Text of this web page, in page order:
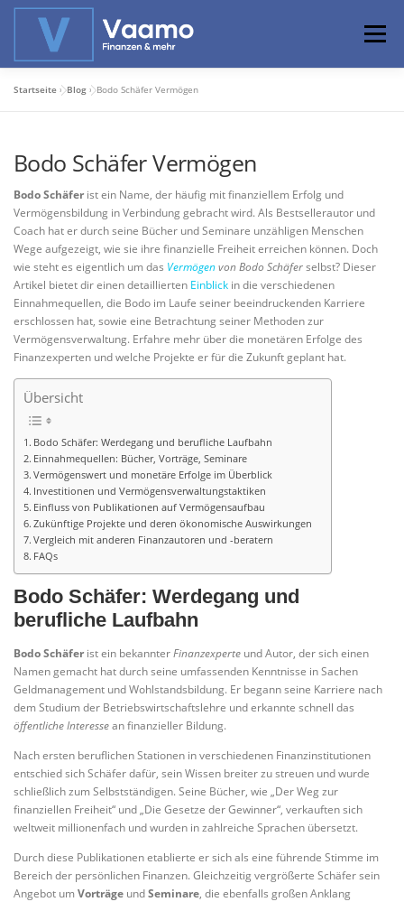
Zum
Menü
PROFIWISSEN ALTERSVORSORGE
PRIVATIER WERDEN
Startseite »Blog »Bodo Schäfer Vermögen
Bodo Schäfer Vermögen
Bodo Schäfer ist ein Name, der häufig mit finanziellem Erfolg und
Vermögensbildung in Verbindung gebracht wird. Als Bestsellerautor und
Coach hat er durch seine Bücher und Seminare unzähligen Menschen
Wege aufgezeigt, wie sie ihre finanzielle Freiheit erreichen können. Doch
wie steht es eigentlich um das Vermögenvon Bodo Schäferselbst? Dieser
Artikel bietet dir einen detaillierten Einblick in die verschiedenen
Einnahmequellen, die Bodo im Laufe seiner beeindruckenden Karriere
erschlossen hat, sowie eine Betrachtung seiner Methoden zur
Vermögensverwaltung. Erfahre mehr über die monetären Erfolge des
Finanzexperten und welche Projekte er für die Zukunft geplant hat.
Übersicht
Bodo Schäfer: Werdegang und berufliche Laufbahn
Einnahmequellen: Bücher, Vorträge, Seminare
Vermögenswert und monetäre Erfolge im Überblick
Investitionen und Vermögensverwaltungstaktiken
Einfluss von Publikationen auf Vermögensaufbau
Zukünftige Projekte und deren ökonomische Auswirkungen
Vergleich mit anderen Finanzautoren und -beratern
FAQs
Bodo Schäfer: Werdegang und
berufliche Laufbahn
Bodo Schäfer ist ein bekannterFinanzexperte und Autor, der sich einen
Namen gemacht hat durch seine umfassenden Kenntnisse in Sachen
Geldmanagement und Wohlstandsbildung. Er begann seine Karriere nach
dem Studium der Betriebswirtschaftslehre und erkannte schnell das
öffentliche Interessean finanzieller Bildung.
Nach ersten beruflichen Stationen in verschiedenen Finanzinstitutionen
entschied sich Schäfer dafür, sein Wissen breiter zu streuen und wurde
schließlich zum Selbstständigen. Seine Bücher, wie „Der Weg zur
finanziellen Freiheit“ und „Die Gesetze der Gewinner“, verkauften sich
weltweit millionenfach und wurden in zahlreiche Sprachen übersetzt.
Durch diese Publikationen etablierte er sich als eine führende Stimme im
Bereich der persönlichen Finanzen. Gleichzeitig vergrößerte Schäfer sein
Angebot umVorträge undSeminare, die ebenfalls großen Anklang